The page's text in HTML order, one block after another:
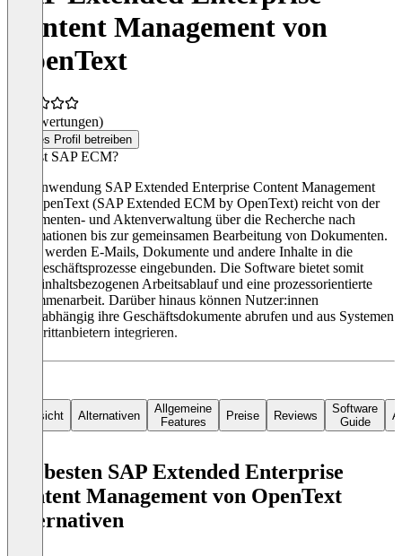
Content Management von
OpenText
(0 Bewertungen)
Dieses Profil betreiben
Was ist SAP ECM?
Die Anwendung SAP Extended Enterprise Content Management
von OpenText (SAP Extended ECM by OpenText) reicht von der
Dokumenten- und Aktenverwaltung über die Recherche nach
Informationen bis zur gemeinsamen Bearbeitung von Dokumenten.
Dabei werden E-Mails, Dokumente und andere Inhalte in die
Kerngeschäftsprozesse eingebunden. Die Software bietet somit
einen inhaltsbezogenen Arbeitsablauf und eine prozessorientierte
Zusammenarbeit. Darüber hinaus können Nutzer:innen
ortsunabhängig ihre Geschäftsdokumente abrufen und aus Systemen
von Drittanbietern integrieren.
Alle Tools von SAP gibt es auf derÜbersichts-Seitedes Software-
Übersicht Alternativen
Allgemeine
Features
Preise Reviews
Software
Guide
Die besten SAP Extended Enterprise
Content Management von OpenText
Alternativen